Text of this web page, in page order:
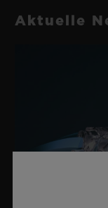
Aktuelle